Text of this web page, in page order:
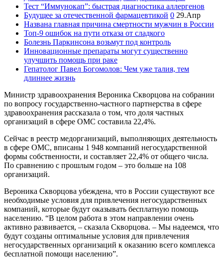
Тест “Иммунокап”: быстрая диагностика аллергенов
Будущее за отечественной фармацевтикой 0 29.Апр
Названа главная причина смертности мужчин в России
Топ-9 ошибок на пути отказа от сладкого
Болезнь Паркинсона возьмут под контроль
Инновационные препараты могут существенно
улучшить помощь при раке
Гепатолог Павел Богомолов: Чем уже талия, тем
длиннее жизнь
Министр здравоохранения Вероника Скворцова на собрании
по вопросу государственно-частного партнерства в сфере
здравоохранения рассказала о том, что доля частных
организаций в сфере ОМС составила 22,4%.
Сейчас в реестр медорганизаций, выполняющих деятельность
в сфере ОМС, вписаны 1 948 компаний негосударственной
формы собственности, и составляет 22,4% от общего числа.
По сравнению с прошлым годом – это больше на 108
организаций.
Вероника Скворцова убеждена, что в России существуют все
необходимые условия для привлечения негосударственных
компаний, которые будут оказывать бесплатную помощь
населению. “В целом работа в этом направлении очень
активно развивается, – сказала Скворцова. – Мы надеемся, что
будут созданы оптимальные условия для привлечения
негосударственных организаций к оказанию всего комплекса
бесплатной помощи населению”.